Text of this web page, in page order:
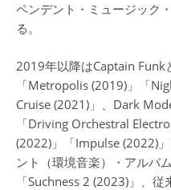
ペンデント・ミュージック
る。
2019年以降はCaptain Funk
「Metropolis (2019)」「
Cruise (2021)」、Dark
「Driving Orchestral
(2022)」「Impulse (2022)
ント（環境音楽）・アルバ
「Suchness 2 (2023)」、